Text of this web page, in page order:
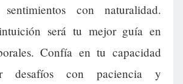
con naturalidad.
será tu mejor guía en
Confía en tu capacidad
desafíos con paciencia y